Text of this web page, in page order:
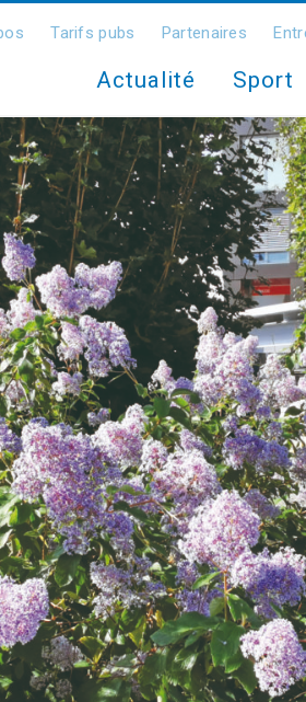
Tarifs pubs Partenaires
Actualité Sport